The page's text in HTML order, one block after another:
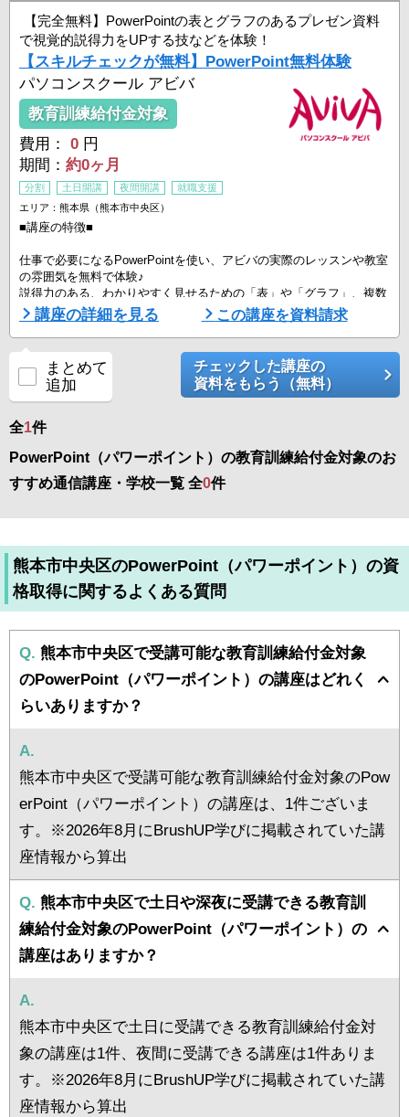
【完全無料】PowerPointの表とグラフのあるプレゼン資料
で視覚的説得力をUPする技などを体験！
【スキルチェックが無料】PowerPoint無料体験
パソコンスクール アビバ
教育訓練給付金対象
費用：
0 円
期間： 約0ヶ月
分割 土日開講 夜間開講
就職支援
エリア：熊本県（熊本市中央区）
■講座の特徴■
仕事で必要になるPowerPointを使い、アビバの実際のレッスンや教室
の雰囲気を無料で体験♪
説得力のある、わかりやすく見せるための「表」や「グラフ」、複数
のデータをまとめて見せる「複合グラフ」など、あなたに合ったメニ
ューで体験していただけます！
料金含め、回数や内容の相談ができますので、是非お近くの教室まで
お越しください。あなたのレベルや目指す姿から、自由に講座を組み
合わせて、身につけたいスキルを効率よく身につけられます。
■アビバのポイント■
＜「続く」秘訣。 ...
講座の詳細を見る この講座を資料請求
まとめて
追加
チェックした講座の
資料をもらう（無料）
全1件
PowerPoint（パワーポイント）の教育訓練給付金対象のお
すすめ通信講座・学校一覧 全0件
熊本市中央区のPowerPoint（パワーポイント）の資
格取得に関するよくある質問
Q. 熊本市中央区で受講可能な教育訓練給付金対象
のPowerPoint（パワーポイント）の講座はどれく
らいありますか？
A.
熊本市中央区で受講可能な教育訓練給付金対象のPow
erPoint（パワーポイント）の講座は、1件ございま
す。※2026年8月にBrushUP学びに掲載されていた講
座情報から算出
Q. 熊本市中央区で土日や深夜に受講できる教育訓
練給付金対象のPowerPoint（パワーポイント）の
講座はありますか？
A.
熊本市中央区で土日に受講できる教育訓練給付金対
象の講座は1件、夜間に受講できる講座は1件ありま
す。※2026年8月にBrushUP学びに掲載されていた講
座情報から算出